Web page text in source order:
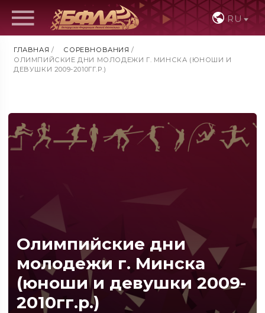
RU
ГЛАВНАЯ / СОРЕВНОВАНИЯ /
ОЛИМПИЙСКИЕ ДНИ МОЛОДЕЖИ Г. МИНСКА (ЮНОШИ И
ДЕВУШКИ 2009-2010ГГ.Р.)
Олимпийские дни
молодежи г. Минска
(юноши и девушки 2009-
2010гг.р.)